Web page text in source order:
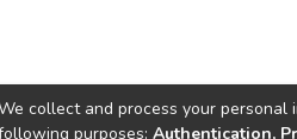
collect and process your personal
purposes: Authentication,